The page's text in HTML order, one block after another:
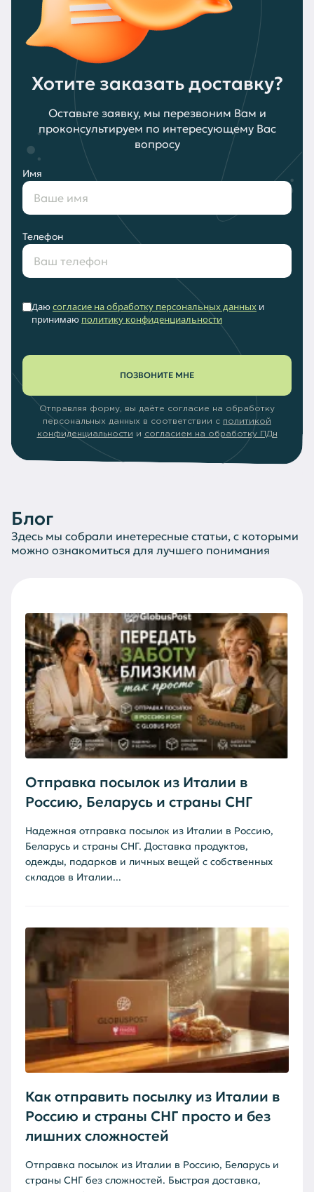
Хотите заказать доставку?
Оставьте заявку, мы перезвоним Вам и
проконсультируем по интересующему Вас
вопросу
Имя
Телефон
Даюсогласие на обработку персональных данных и
принимаю политику конфиденциальности
ПОЗВОНИТЕ МНЕ
Отправляя форму, вы даёте согласие на обработку
персональных данных в соответствии с политикой
конфиденциальности и согласием на обработку ПДн
Блог
Здесь мы собрали инетересные статьи, с которыми
можно ознакомиться для лучшего понимания
Отправка посылок из Италии в
Россию, Беларусь и страны СНГ
Надежная отправка посылок из Италии в Россию,
Беларусь и страны СНГ. Доставка продуктов,
одежды, подарков и личных вещей с собственных
складов в Италии...
Как отправить посылку из Италии в
Россию и страны СНГ просто и без
лишних сложностей
Отправка посылок из Италии в Россию, Беларусь и
страны СНГ без сложностей. Быстрая доставка,